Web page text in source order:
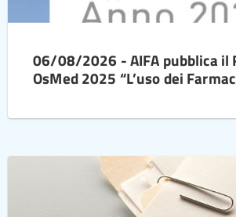
06/08/2026 - AIFA pubblica il
OsMed 2025 “L’uso dei